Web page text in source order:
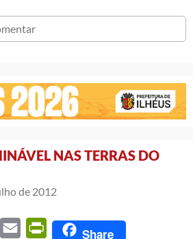
NAS TERRAS DO
de 2012
Twitter Email PrintFriendly
Share